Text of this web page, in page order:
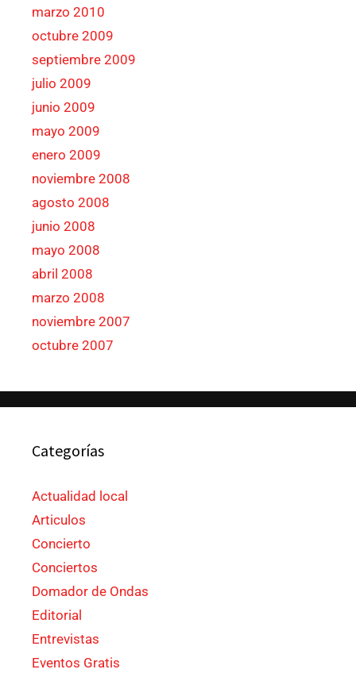
marzo 2010
octubre 2009
septiembre 2009
julio 2009
junio 2009
mayo 2009
enero 2009
noviembre 2008
agosto 2008
junio 2008
mayo 2008
abril 2008
marzo 2008
noviembre 2007
octubre 2007
Categorías
Actualidad local
Articulos
Concierto
Conciertos
Domador de Ondas
Editorial
Entrevistas
Eventos Gratis